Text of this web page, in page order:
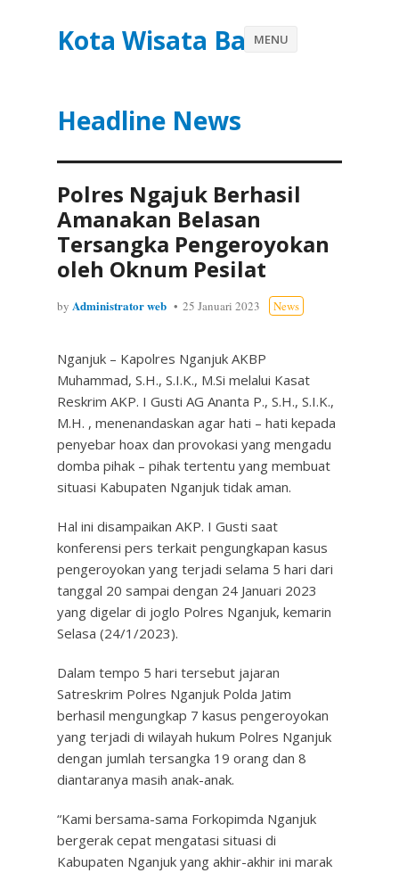
Kota Wisata Batu
Headline News
MENU
Polres Ngajuk Berhasil
Amanakan Belasan
Tersangka Pengeroyokan
oleh Oknum Pesilat
by Administrator web 25 Januari 2023 News
Nganjuk – Kapolres Nganjuk AKBP
Muhammad, S.H., S.I.K., M.Si melalui Kasat
Reskrim AKP. I Gusti AG Ananta P., S.H., S.I.K.,
M.H. , menenandaskan agar hati – hati kepada
penyebar hoax dan provokasi yang mengadu
domba pihak – pihak tertentu yang membuat
situasi Kabupaten Nganjuk tidak aman.
Hal ini disampaikan AKP. I Gusti saat
konferensi pers terkait pengungkapan kasus
pengeroyokan yang terjadi selama 5 hari dari
tanggal 20 sampai dengan 24 Januari 2023
yang digelar di joglo Polres Nganjuk, kemarin
Selasa (24/1/2023).
Dalam tempo 5 hari tersebut jajaran
Satreskrim Polres Nganjuk Polda Jatim
berhasil mengungkap 7 kasus pengeroyokan
yang terjadi di wilayah hukum Polres Nganjuk
dengan jumlah tersangka 19 orang dan 8
diantaranya masih anak-anak.
“Kami bersama-sama Forkopimda Nganjuk
bergerak cepat mengatasi situasi di
Kabupaten Nganjuk yang akhir-akhir ini marak